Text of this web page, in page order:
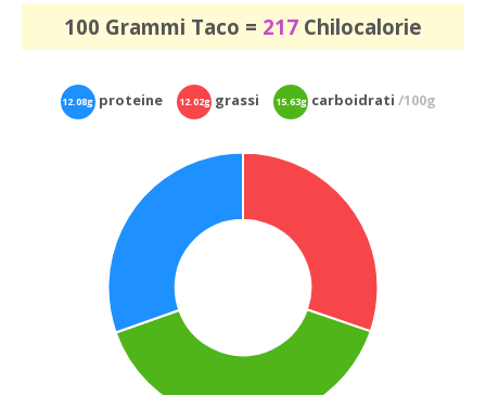
100 Grammi Taco = 217 Chilocalorie
12.08gproteine 12.02g grassi 15.63g carboidrati/100g